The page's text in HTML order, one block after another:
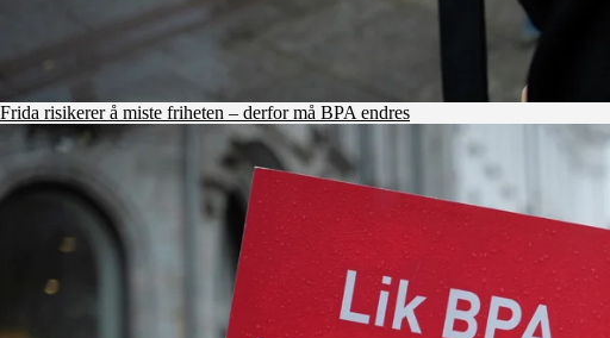
Frida risikerer å miste friheten – derfor må BPA endres